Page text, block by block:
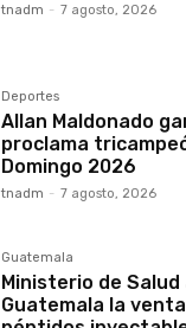
tnadm - 7 agosto, 2026
Deportes
Allan Maldonado
proclama
Domingo 2026
tnadm - 7 agosto, 2026
Guatemala
Ministerio de
Guatemala la